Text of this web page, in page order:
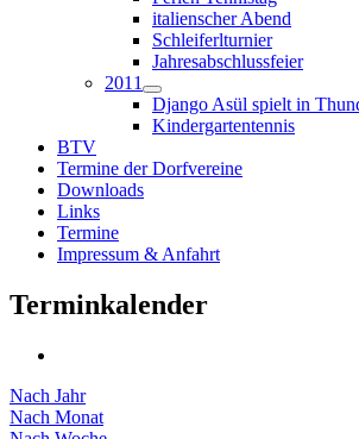
italienscher Abend
Schleiferlturnier
Jahresabschlussfeier
2011
Django Asül spielt in
Kindergartentennis
BTV
Termine der Dorfvereine
Downloads
Links
Termine
Impressum & Anfahrt
Terminkalender
Nach Jahr
Nach Monat